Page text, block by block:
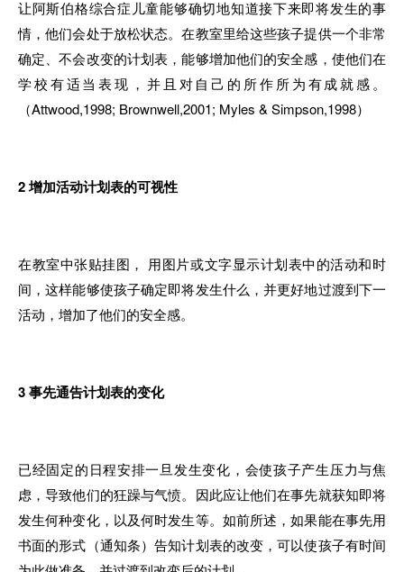
让阿斯伯格综合症儿童能够确切地知道接下来即将发生的事
情，他们会处于放松状态。在教室里给这些孩子提供一个非常
确定、不会改变的计划表，能够增加他们的安全感，使他们在
学校有适当表现，并且对自己的所作所为有成就感。
（Attwood,1998; Brownwell,2001; Myles & Simpson,1998）
2增加活动计划表的可视性
在教室中张贴挂图， 用图片或文字显示计划表中的活动和时
间，这样能够使孩子确定即将发生什么，并更好地过渡到下一
活动，增加了他们的安全感。
3事先通告计划表的变化
已经固定的日程安排一旦发生变化，会使孩子产生压力与焦
虑，导致他们的狂躁与气愤。因此应让他们在事先就获知即将
发生何种变化，以及何时发生等。如前所述，如果能在事先用
书面的形式（通知条）告知计划表的改变，可以使孩子有时间